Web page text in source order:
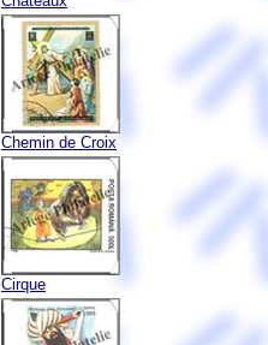
Chemin de Croix
Cirque